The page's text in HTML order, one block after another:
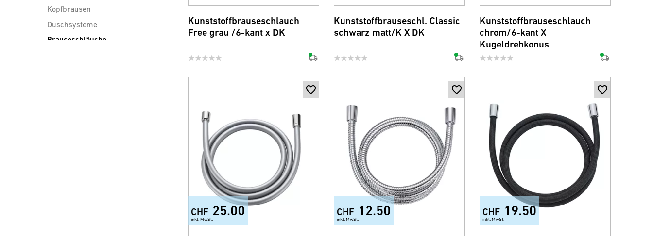
Kopfbrausen
Duschsysteme
Brauseschläuche
Kunststoffbrauseschlauch
Free grau /6-kant x DK
Kunststoffbrauseschl. Classic
schwarz matt/K X DK
Kunststoffbrauseschlauch
chrom/6-kant X
Kugeldrehkonus
CHF 25.00
inkl. MwSt.
CHF 12.50
inkl. MwSt.
CHF 19.50
inkl. MwSt.